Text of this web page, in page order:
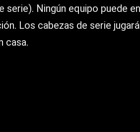
serie). Ningún equipo puede
Los cabezas de serie
casa.